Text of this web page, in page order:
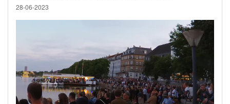
28-06-2023